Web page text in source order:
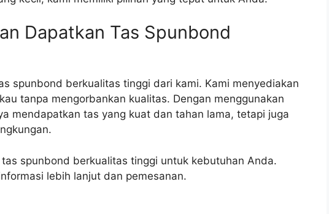
Dapatkan Tas Spunbond
spunbond berkualitas tinggi dari kami. Kami menyediakan
tanpa mengorbankan kualitas. Dengan menggunakan
mendapatkan tas yang kuat dan tahan lama, tetapi juga
spunbond berkualitas tinggi untuk kebutuhan Anda.
lebih lanjut dan pemesanan.